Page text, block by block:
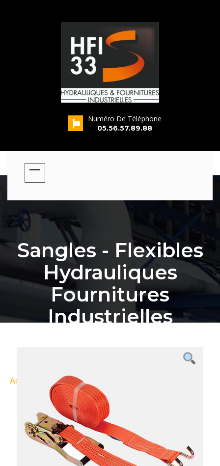
Numéro De Téléphone
05.56.57.89.88
Sangles - Flexibles
Hydrauliques
Fournitures
Industrielles
Accueil Nos Produits